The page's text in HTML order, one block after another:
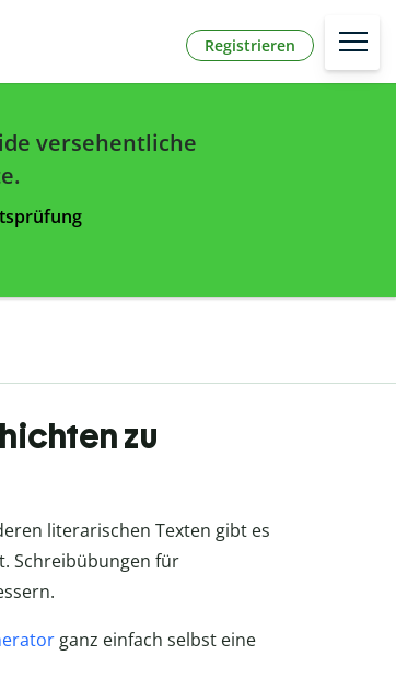
Registrieren
versehentliche
zu
literarischen Texten gibt es
Schreibübungen für
ganz einfach selbst eine